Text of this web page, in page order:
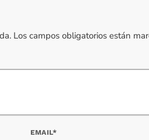
Los campos obligatorios están
EMAIL*